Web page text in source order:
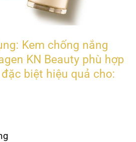
Kem chống nắng
KN Beauty phù hợp
biệt hiệu quả cho: